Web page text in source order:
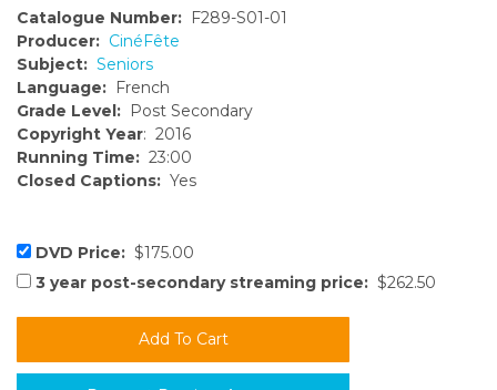
Catalogue Number: F289-S01-01
Producer: CinéFête
Subject: Seniors
Language: French
Grade Level: Post Secondary
Copyright Year: 2016
Running Time: 23:00
Closed Captions: Yes
DVD Price: $175.00
3 year post-secondary streaming price: $262.50